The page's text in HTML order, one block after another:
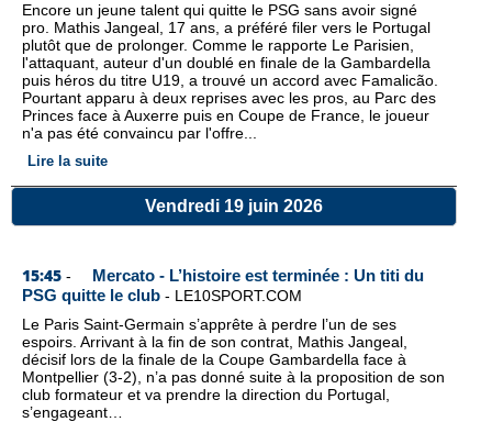
Encore un jeune talent qui quitte le PSG sans avoir signé
pro. Mathis Jangeal, 17 ans, a préféré filer vers le Portugal
plutôt que de prolonger. Comme le rapporte Le Parisien,
l'attaquant, auteur d'un doublé en finale de la Gambardella
puis héros du titre U19, a trouvé un accord avec Famalicão.
Pourtant apparu à deux reprises avec les pros, au Parc des
Princes face à Auxerre puis en Coupe de France, le joueur
n'a pas été convaincu par l'offre...
Lire la suite
Vendredi 19 juin 2026
15:45 -
Mercato - L’histoire est terminée : Un titi du
PSG quitte le club - LE10SPORT.COM
Le Paris Saint-Germain s’apprête à perdre l’un de ses
espoirs. Arrivant à la fin de son contrat, Mathis Jangeal,
décisif lors de la finale de la Coupe Gambardella face à
Montpellier (3-2), n’a pas donné suite à la proposition de son
club formateur et va prendre la direction du Portugal,
s’engageant…